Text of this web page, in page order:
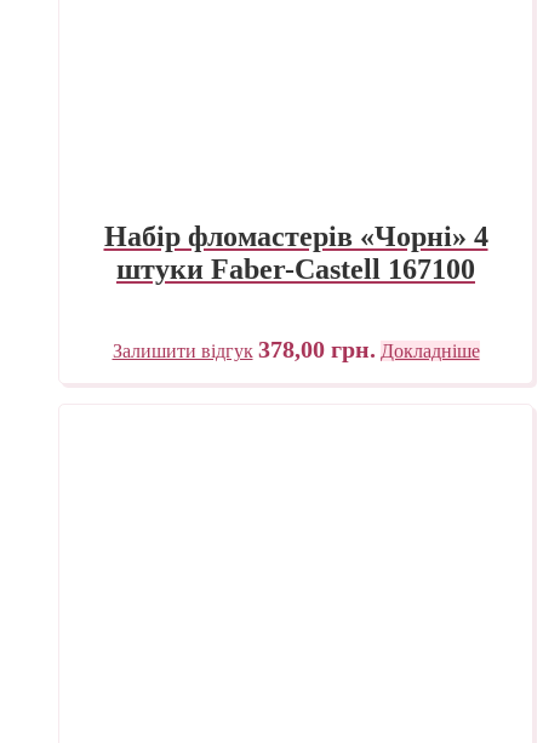
Набір фломастерів «Чорні» 4
штуки Faber-Castell 167100
Залишити відгук 378,00 грн. Докладніше